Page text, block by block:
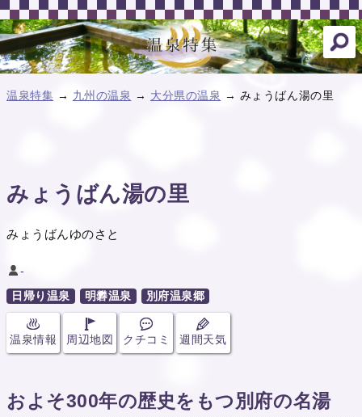
温泉特集 → 九州の温泉 → 大分県の温泉 → みょうばん湯の里
みょうばん湯の里
みょうばんゆのさと
-
日帰り温泉 明礬温泉 別府温泉郷
温泉情報 周辺地図 クチコミ 週間天気
およそ300年の歴史をもつ別府の名湯